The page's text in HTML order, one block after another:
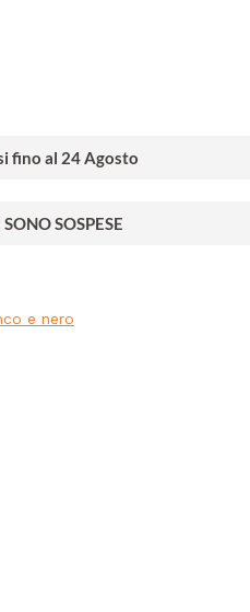
fino al 24 Agosto
SOSPESE
e nero